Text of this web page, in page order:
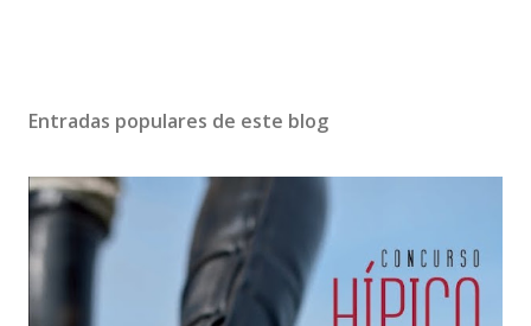
Entradas populares de este blog